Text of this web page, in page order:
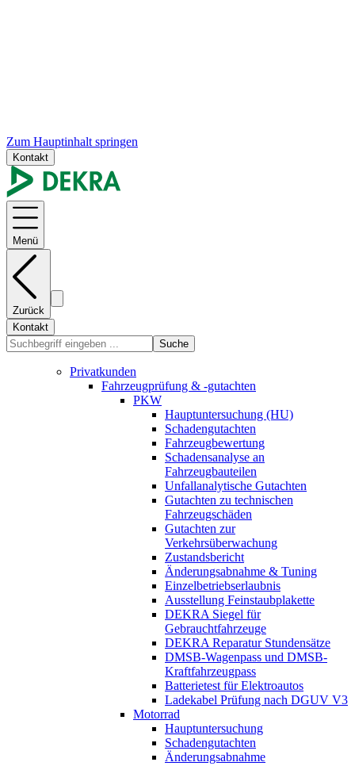
Zum Hauptinhalt springen
Kontakt
Menü
Zurück
Kontakt
Suche
Privatkunden
Fahrzeugprüfung & -gutachten
PKW
Hauptuntersuchung (HU)
Schadengutachten
Fahrzeugbewertung
Schadensanalyse an
Fahrzeugbauteilen
Unfallanalytische Gutachten
Gutachten zu technischen
Fahrzeugschäden
Gutachten zur
Verkehrsüberwachung
Zustandsbericht
Änderungsabnahme & Tuning
Einzelbetriebserlaubnis
Ausstellung Feinstaubplakette
DEKRA Siegel für
Gebrauchtfahrzeuge
DEKRA Reparatur Stundensätze
DMSB-Wagenpass und DMSB-
Kraftfahrzeugpass
Batterietest für Elektroautos
Ladekabel Prüfung nach DGUV V3
Motorrad
Hauptuntersuchung
Schadengutachten
Änderungsabnahme